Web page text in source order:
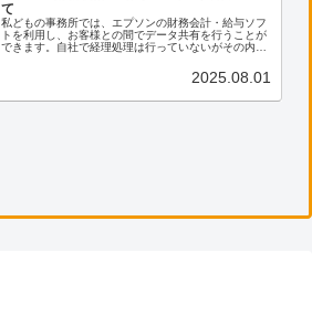
て
私どもの事務所では、エプソンの財務会計・給与ソフ
トを利用し、お客様との間でデータ共有を行うことが
できます。自社で経理処理は行っていないがその内容
望がございましたら、ぜひ私共までご連絡ください。
2025.08.01